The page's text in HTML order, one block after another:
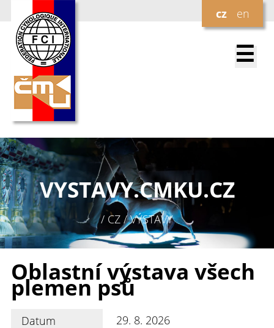
cz en
☰
VYSTAVY.CMKU.CZ
/ CZ / VÝSTAVY
Oblastní výstava všech
plemen psů
Datum
29. 8. 2026